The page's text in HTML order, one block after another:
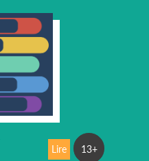
Lire 13+